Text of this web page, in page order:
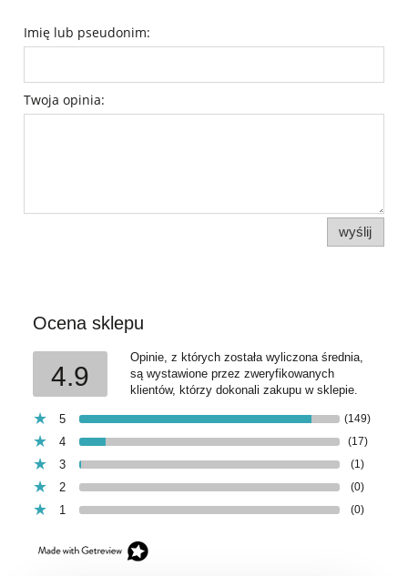
Imię lub pseudonim:
Twoja opinia:
wyślij
Ocena sklepu
4.9
Opinie, z których została wyliczona średnia,
są wystawione przez zweryfikowanych
klientów, którzy dokonali zakupu w sklepie.
5 (149)
4 (17)
3 (1)
2 (0)
1 (0)